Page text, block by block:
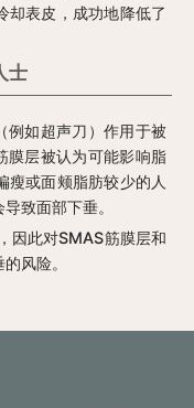
却表皮，成功地降低了
士
例如超声刀）作用于被
膜层被认为可能影响脂
瘦或面颊脂肪较少的人
致面部下垂。
因此对SMAS筋膜层和
风险。